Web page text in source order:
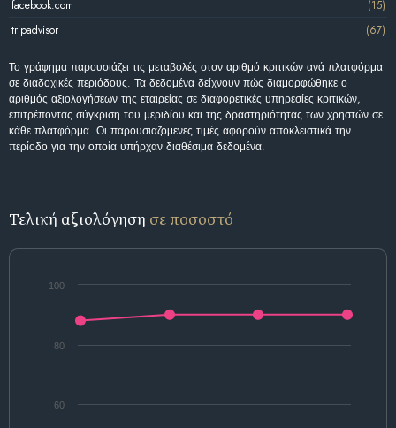
facebook.com
(15)
tripadvisor
(67)
Το γράφημα παρουσιάζει τις μεταβολές στον αριθμό κριτικών ανά πλατφόρμα
σε διαδοχικές περιόδους. Τα δεδομένα δείχνουν πώς διαμορφώθηκε ο
αριθμός αξιολογήσεων της εταιρείας σε διαφορετικές υπηρεσίες κριτικών,
επιτρέποντας σύγκριση του μεριδίου και της δραστηριότητας των χρηστών σε
κάθε πλατφόρμα. Οι παρουσιαζόμενες τιμές αφορούν αποκλειστικά την
περίοδο για την οποία υπήρχαν διαθέσιμα δεδομένα.
Τελική αξιολόγηση σε ποσοστό
60
80
100